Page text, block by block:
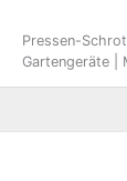
Inhalt
springen
Pressen-
Gartengeräte |